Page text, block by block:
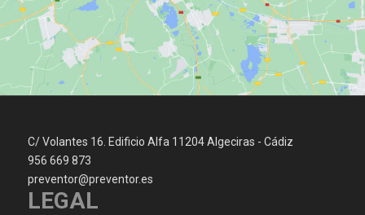
C/ Volantes 16. Edificio Alfa 11204 Algeciras - Cádiz
956 669 873
preventor@preventor.es
LEGAL